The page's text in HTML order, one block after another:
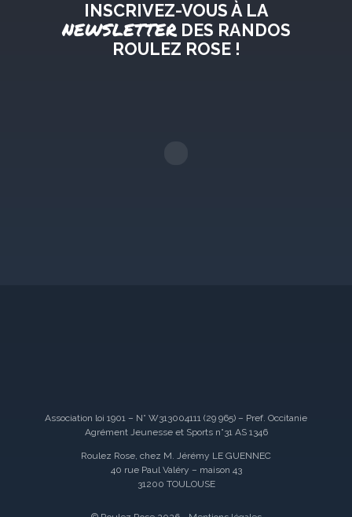
INSCRIVEZ-VOUS À LA
NEWSLETTERDES RANDOS
ROULEZ ROSE !
Association loi 1901 – N° W313004111 (29 965) – Pref. Occitanie
Agrément Jeunesse et Sports n°31 AS 1346
Roulez Rose, chez M. Jérémy LE GUENNEC
40 rue Paul Valéry – maison 43
31200 TOULOUSE